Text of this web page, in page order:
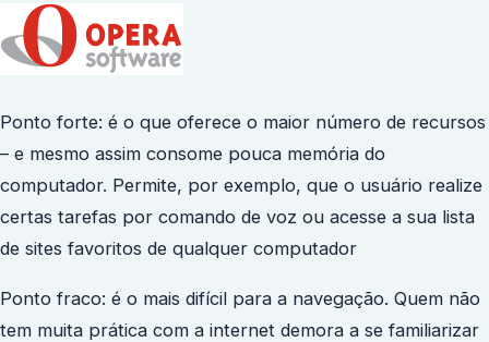
Ponto forte: é o que oferece o maior número de recursos
– e mesmo assim consome pouca memória do
computador. Permite, por exemplo, que o usuário realize
certas tarefas por comando de voz ou acesse a sua lista
de sites favoritos de qualquer computador
Ponto fraco: é o mais difícil para a navegação. Quem não
tem muita prática com a internet demora a se familiarizar